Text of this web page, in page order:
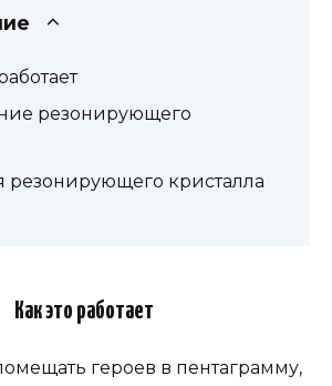
резонирующего
резонирующего кристалла
Как это работает
героев в пентаграмму,